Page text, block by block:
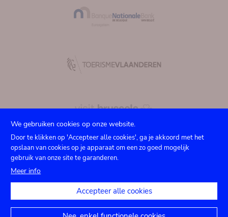
Submenu
footer
TICKETS
Privacy instellingen
Juridische mededelingen
Toegankelijkheidsverklaring
We gebruiken cookies op onze website.
Door te klikken op 'Accepteer alle cookies', ga je akkoord met het
opslaan van cookies op je apparaat om een zo goed mogelijk
gebruik van onze site te garanderen.
Meer info
Accepteer alle cookies